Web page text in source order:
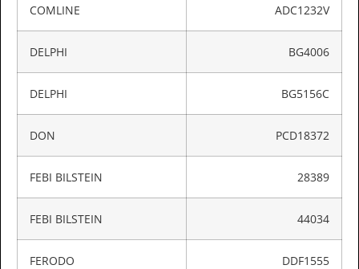
COMLINE ADC1232V
DELPHI BG4006
DELPHI BG5156C
DON PCD18372
FEBI BILSTEIN 28389
FEBI BILSTEIN 44034
FERODO DDF1555